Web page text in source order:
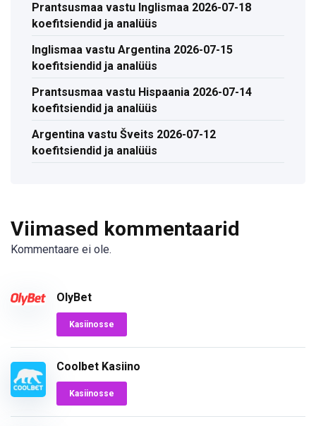
Prantsusmaa vastu Inglismaa 2026-07-18
koefitsiendid ja analüüs
Inglismaa vastu Argentina 2026-07-15
koefitsiendid ja analüüs
Prantsusmaa vastu Hispaania 2026-07-14
koefitsiendid ja analüüs
Argentina vastu Šveits 2026-07-12
koefitsiendid ja analüüs
Viimased kommentaarid
Kommentaare ei ole.
OlyBet
Kasiinosse
Coolbet Kasiino
Kasiinosse